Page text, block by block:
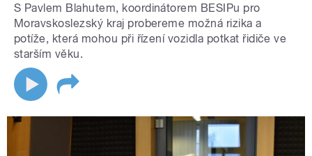
S Pavlem Blahutem, koordinátorem BESIPu pro
Moravskoslezský kraj probereme možná rizika a
potíže, která mohou při řízení vozidla potkat řidiče ve
starším věku.